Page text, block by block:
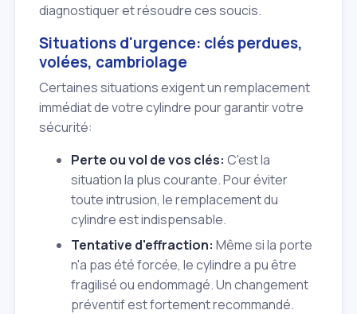
diagnostiquer et résoudre ces soucis.
Situations d'urgence: clés perdues,
volées, cambriolage
Certaines situations exigent un remplacement
immédiat de votre cylindre pour garantir votre
sécurité:
Perte ou vol de vos clés: C'est la
situation la plus courante. Pour éviter
toute intrusion, le remplacement du
cylindre est indispensable.
Tentative d'effraction: Même si la porte
n'a pas été forcée, le cylindre a pu être
fragilisé ou endommagé. Un changement
préventif est fortement recommandé.